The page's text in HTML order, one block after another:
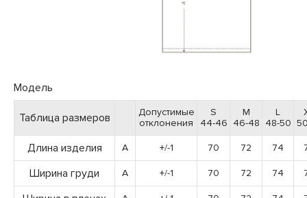
Модель
Таблица размеров
Допустимые
отклонения
S
44-46
M
46-48
L
48-50
Длина изделия A +/-1 70 72 74
Ширина груди A +/-1 70 72 74